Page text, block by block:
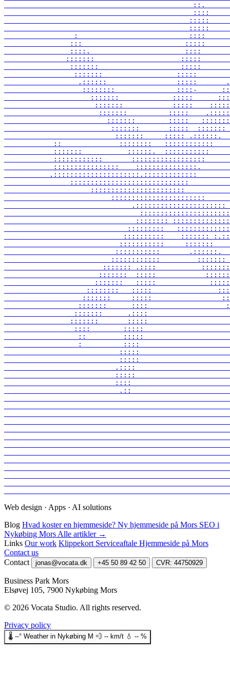
:
:::
::::.
:::::::
:::::::
:::::::
.::::::
::::::::
:::::::
:::::::
:::::::
:::::::
:::::::
:::::::
::
:::::::
::::::::::::
::::::::::::::::
::::::::
:::::::::
::::::::::
:::::::::::
:::::::::::
::::::: .::::
:::::::  :::::
:::::::   :::::
::::::::   :::::
:::::::     :::::
:::::::      ::::
:::::::      .::::
:::::::
::::
::
:
Web design · Apps · AI solutions
Blog Hvad koster en hjemmeside? Ny hjemmeside på Mors SEO i
Nykøbing Mors Alle artikler →
Links Our work Klippekort Serviceaftale Hjemmeside på Mors
Contact us
Contact
jonas@vocata.dk +45 50 89 42 50 CVR: 44750929
Business Park Mors
Elsøvej 105, 7900 Nykøbing Mors
© 2026 Vocata Studio. All rights reserved.
Privacy policy
🌡️ --° Weather in Nykøbing M 💨 -- km/t 💧 -- %